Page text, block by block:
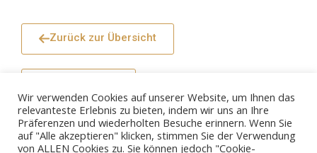
Zurück zur Übersicht
Wir verwenden Cookies auf unserer Website, um Ihnen das
relevanteste Erlebnis zu bieten, indem wir uns an Ihre
Präferenzen und wiederholten Besuche erinnern. Wenn Sie
auf "Alle akzeptieren" klicken, stimmen Sie der Verwendung
von ALLEN Cookies zu. Sie können jedoch "Cookie-